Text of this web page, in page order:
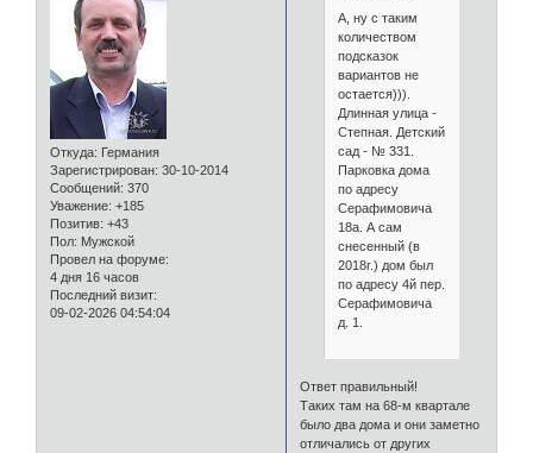
Откуда: Германия
Зарегистрирован: 30-10-2014
Сообщений: 370
Уважение: +185
Позитив: +43
Пол: Мужской
Провел на форуме:
4 дня 16 часов
Последний визит:
09-02-2026 04:54:04
А, ну с таким
количеством
подсказок
вариантов не
остается))).
Длинная улица -
Степная. Детский
сад - № 331.
Парковка дома
по адресу
Серафимовича
18а. А сам
снесенный (в
2018г.) дом был
по адресу 4й пер.
Серафимовича
д. 1.
Ответ правильный!
Таких там на 68-м квартале
было два дома и они заметно
отличались от других